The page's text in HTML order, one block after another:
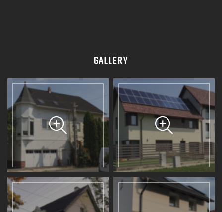
GALLERY